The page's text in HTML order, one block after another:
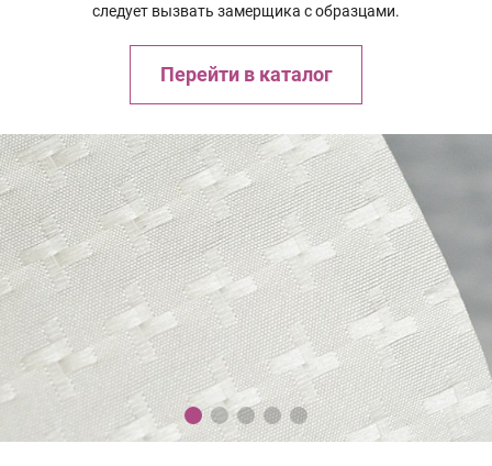
следует вызвать замерщика с образцами.
Перейти в каталог